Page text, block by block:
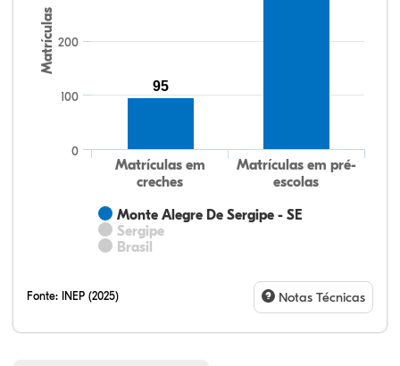
Matrículas
Monte Alegre De Sergipe - SE
Sergipe
Brasil
Matrículas em
creches
Matrículas em pré-
escolas
0
100
200
95
Fonte: INEP (2025) Notas Técnicas